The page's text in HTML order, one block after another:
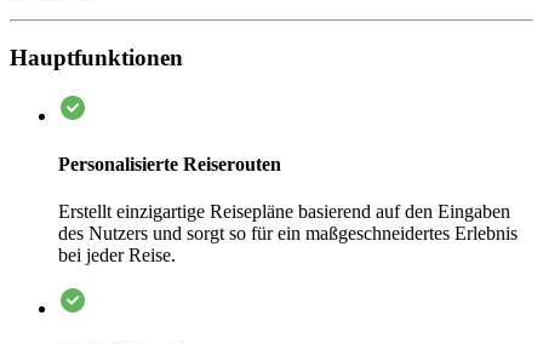
Hauptfunktionen
Personalisierte Reiserouten
Erstellt einzigartige Reisepläne basierend auf den Eingaben
des Nutzers und sorgt so für ein maßgeschneidertes Erlebnis
bei jeder Reise.